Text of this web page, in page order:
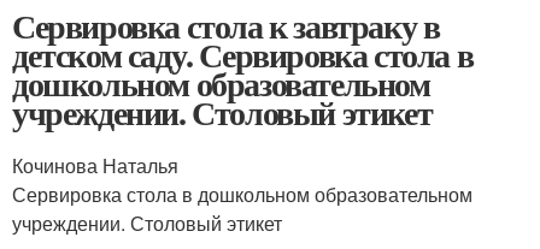
Сервировка стола к завтраку в
детском саду. Сервировка стола в
дошкольном образовательном
учреждении. Столовый этикет
Кочинова Наталья
Сервировка стола в дошкольном образовательном
учреждении. Столовый этикет